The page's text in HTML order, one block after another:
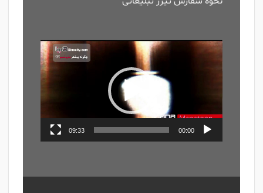
نمایشگر
ویدیو
00:00
09:33